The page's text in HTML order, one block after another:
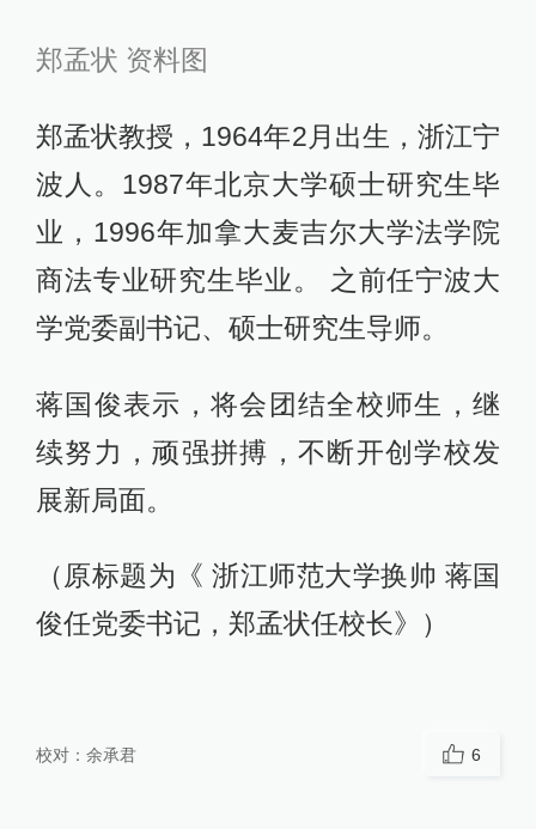
郑孟状 资料图
郑孟状教授，1964年2月出生，浙江宁
波人。1987年北京大学硕士研究生毕
业，1996年加拿大麦吉尔大学法学院
商法专业研究生毕业。 之前任宁波大
学党委副书记、硕士研究生导师。
蒋国俊表示，将会团结全校师生，继
续努力，顽强拼搏，不断开创学校发
展新局面。
（原标题为《 浙江师范大学换帅 蒋国
俊任党委书记，郑孟状任校长》）
校对： 余承君 6